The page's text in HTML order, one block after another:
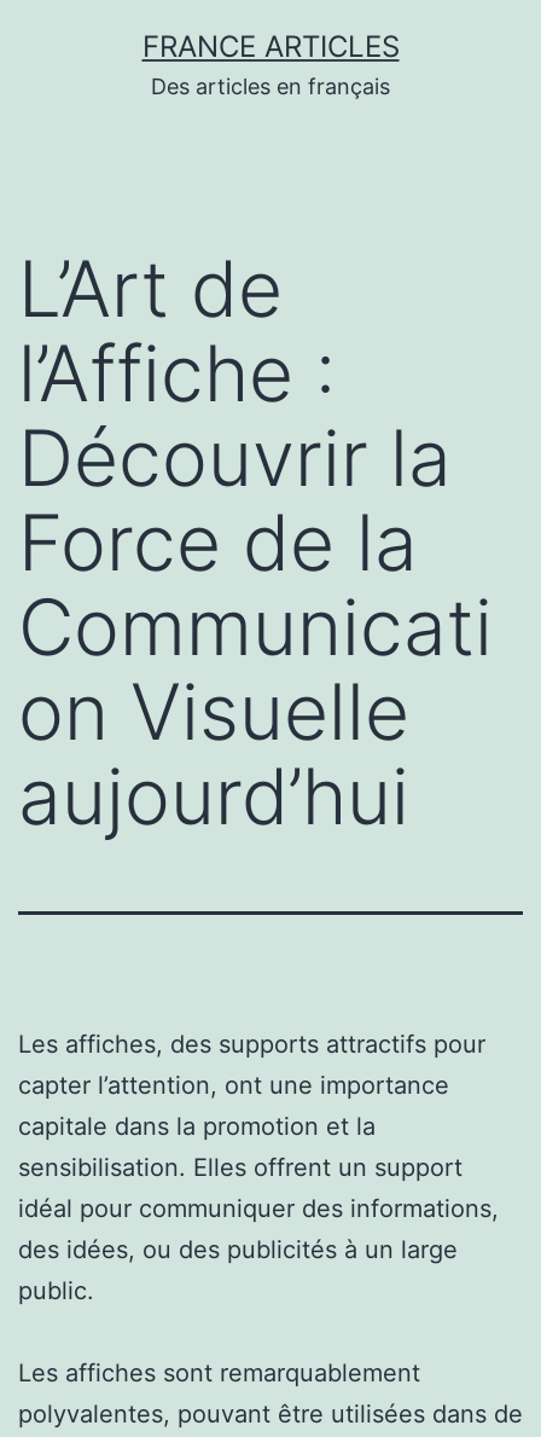
FRANCE ARTICLES
Des articles en français
L’Art de
l’Affiche :
Découvrir la
Force de la
Communicati
on Visuelle
aujourd’hui
Les affiches, des supports attractifs pour
capter l’attention, ont une importance
capitale dans la promotion et la
sensibilisation. Elles offrent un support
idéal pour communiquer des informations,
des idées, ou des publicités à un large
public.
Les affiches sont remarquablement
polyvalentes, pouvant être utilisées dans de